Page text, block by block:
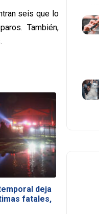
seis que lo
También,
deja
fatales,